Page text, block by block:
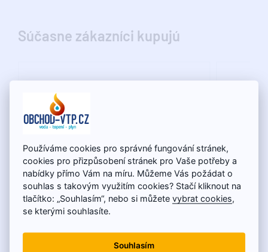
Súčasne zákazníci kupujú
Mosadzná vsuvka 1" PN16
Používáme cookies pro správné fungování stránek,
cookies pro přizpůsobení stránek pro Vaše potřeby a
nabídky přímo Vám na míru. Můžeme Vás požádat o
souhlas s takovým využitím cookies? Stačí kliknout na
tlačítko: „Souhlasím“, nebo si můžetevybrat cookies
se kterými souhlasíte.
Souhlasím